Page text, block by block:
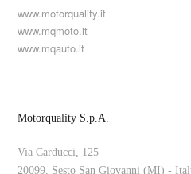
www.motorquality.it
www.mqmoto.it
www.mqauto.it
Motorquality S.p.A.
Via Carducci, 125
20099, Sesto San Giovanni (MI) -